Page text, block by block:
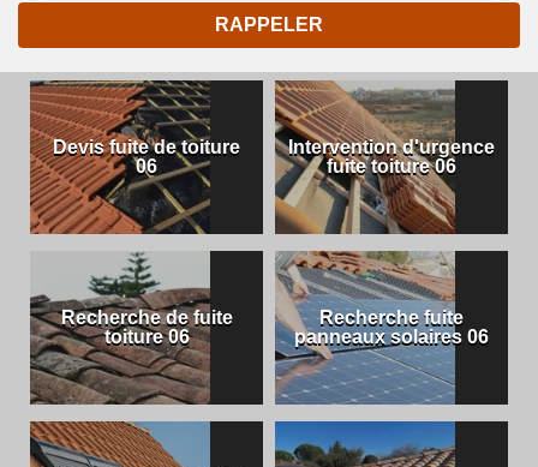
Devis fuite de toiture
06
Intervention d'urgence
fuite toiture 06
Recherche de fuite
toiture 06
Recherche fuite
panneaux solaires 06